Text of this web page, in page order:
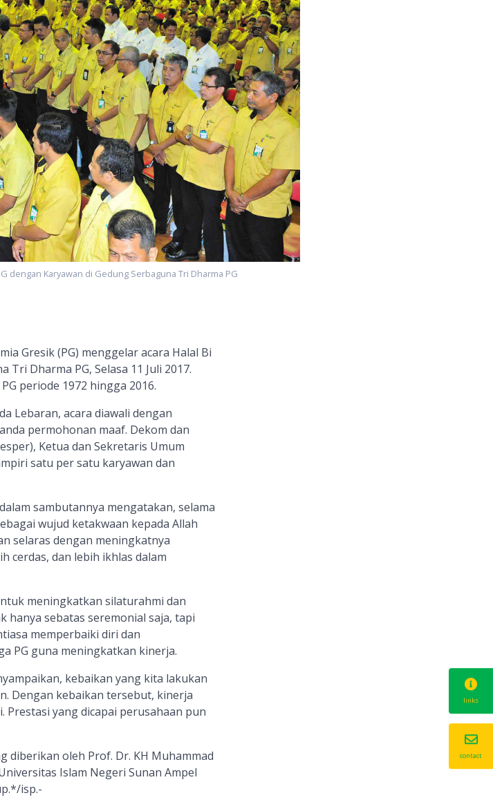
dengan Karyawan di Gedung Serbaguna Tri Dharma PG
Gresik (PG) menggelar acara Halal Bi
Tri Dharma PG, Selasa 11 Juli 2017.
periode 1972 hingga 2016.
Lebaran, acara diawali dengan
permohonan maaf. Dekom dan
Ketua dan Sekretaris Umum
satu per satu karyawan dan
sambutannya mengatakan, selama
wujud ketakwaan kepada Allah
selaras dengan meningkatnya
cerdas, dan lebih ikhlas dalam
meningkatkan silaturahmi dan
sebatas seremonial saja, tapi
memperbaiki diri dan
PG guna meningkatkan kinerja.
kebaikan yang kita lakukan
Dengan kebaikan tersebut, kinerja
Prestasi yang dicapai perusahaan pun
diberikan oleh Prof. Dr. KH Muhammad
Islam Negeri Sunan Ampel
/isp.-
links
contact